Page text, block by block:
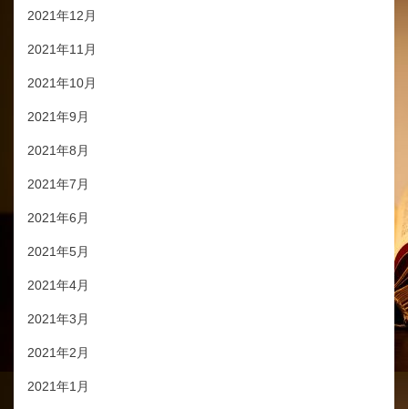
2021年12月
2021年11月
2021年10月
2021年9月
2021年8月
2021年7月
2021年6月
2021年5月
2021年4月
2021年3月
2021年2月
2021年1月